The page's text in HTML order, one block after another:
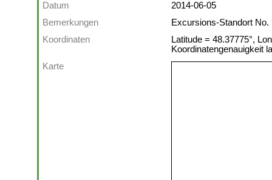
Datum
2014-06-05
Bemerkungen
Excursions-Standort
Koordinaten
Latitude = 48.37775°,
Koordinatengenauigkeit
Karte